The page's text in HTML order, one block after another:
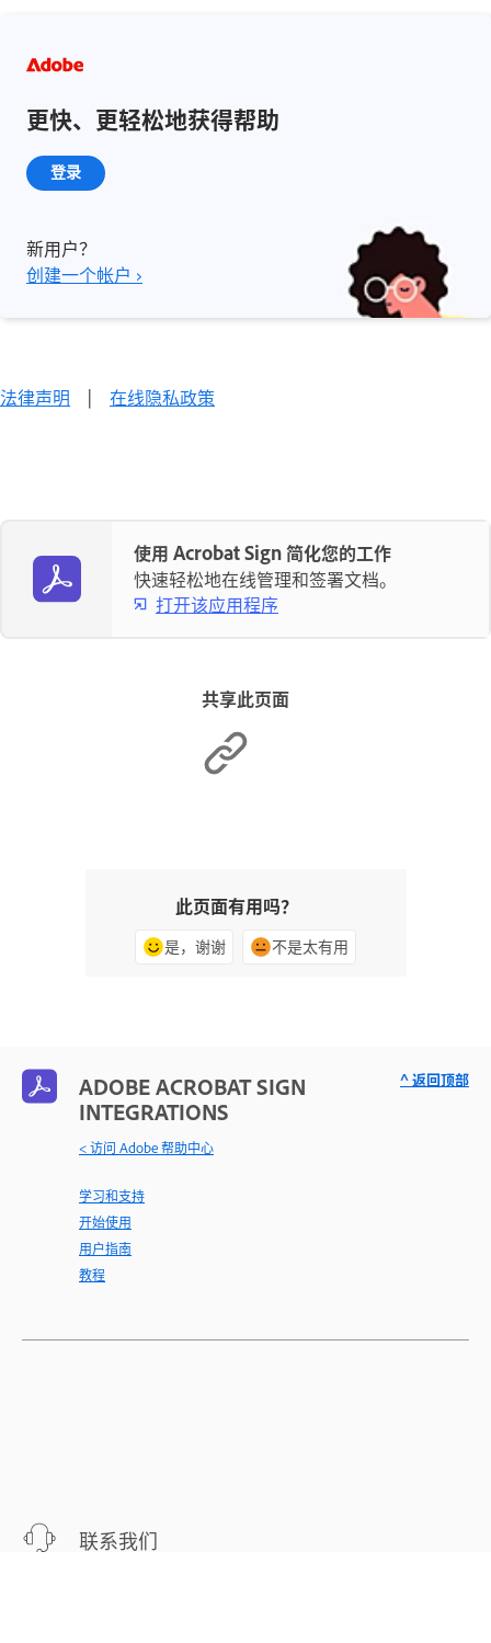
更快、更轻松地获得帮助
登录
新用户？
创建一个帐户 ›
法律声明 | 在线隐私政策
使用 Acrobat Sign 简化您的工作
快速轻松地在线管理和签署文档。
打开该应用程序
共享此页面
此页面有用吗？
是，谢谢 不是太有用
ADOBE ACROBAT SIGN
INTEGRATIONS
< 访问 Adobe 帮助中心
学习和支持
开始使用
用户指南
教程
联系我们
^ 返回顶部